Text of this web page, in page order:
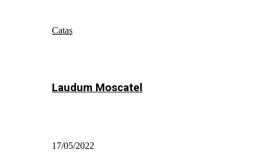
Catas
Laudum Moscatel
17/05/2022